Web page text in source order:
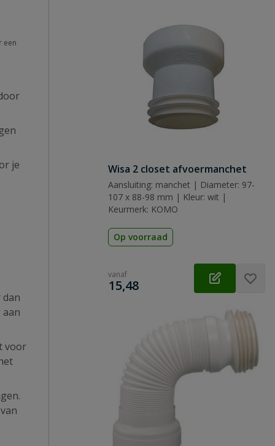
een
je
voor
Wisa 2 closet afvoermanchet
Aansluiting: manchet | Diameter: 97-
107 x 88-98 mm | Kleur: wit |
Keurmerk: KOMO
Op voorraad
vanaf
€
15,48